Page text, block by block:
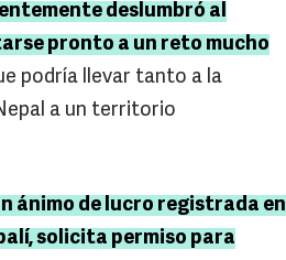
deslumbró al
pronto a un reto mucho
podría llevar tanto a la
a un territorio
ánimo de lucro registrada en
solicita permiso para